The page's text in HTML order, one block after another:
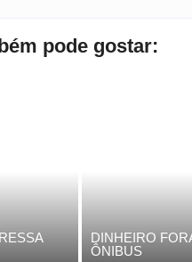
pode gostar:
DINHEIRO
ÔNIBUS